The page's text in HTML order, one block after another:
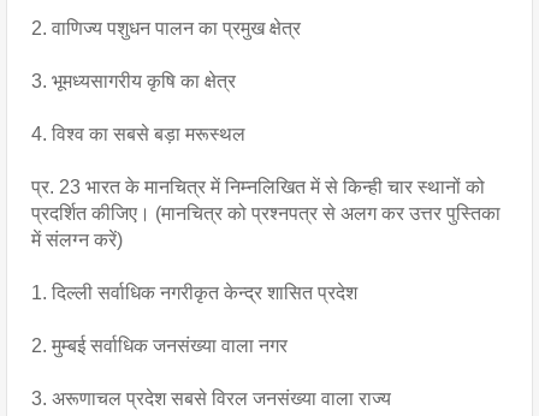
2. वाणिज्य पशुधन पालन का प्रमुख क्षेत्र
3. भूमध्यसागरीय कृषि का क्षेत्र
4. विश्व का सबसे बड़ा मरूस्थल
प्र. 23 भारत के मानचित्र में निम्नलिखित में से किन्ही चार स्थानों को
प्रदर्शित कीजिए। (मानचित्र को प्रश्नपत्र से अलग कर उत्तर पुस्तिका
में संलग्न करें)
1. दिल्ली सर्वाधिक नगरीकृत केन्द्र शासित प्रदेश
2. मुम्बई सर्वाधिक जनसंख्या वाला नगर
3. अरूणाचल प्रदेश सबसे विरल जनसंख्या वाला राज्य